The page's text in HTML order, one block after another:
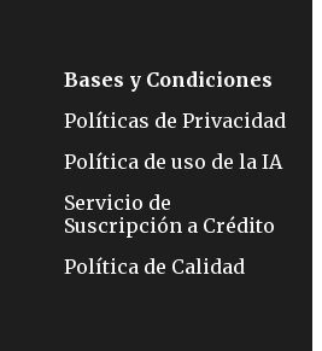
Bases y Condiciones
Políticas de Privacidad
Política de uso de la IA
Servicio de
Suscripción a Crédito
Política de Calidad